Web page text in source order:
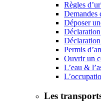
Règles
Demandes
Déposer
Permis
Ouvrir un
L’eau &
Les